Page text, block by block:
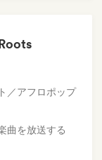
／アフロポップ
曲を放送する